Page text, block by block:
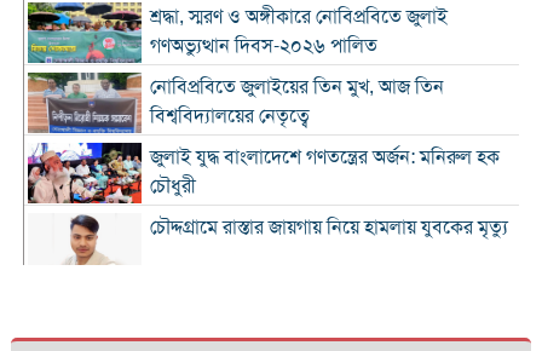
শ্রদ্ধা, স্মরণ ও অঙ্গীকারে নোবিপ্রবিতে জুলাই
গণঅভ্যুত্থান দিবস-২০২৬ পালিত
নোবিপ্রবিতে জুলাইয়ের তিন মুখ, আজ তিন
বিশ্ববিদ্যালয়ের নেতৃত্বে
জুলাই যুদ্ধ বাংলাদেশে গণতন্ত্রের অর্জন: মনিরুল হক
চৌধুরী
চৌদ্দগ্রামে রাস্তার জায়গায় নিয়ে হামলায় যুবকের মৃত্যু